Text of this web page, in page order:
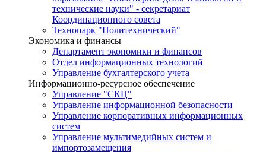
технические науки" - секретариат
Координационного совета
Технопарк "Политехнический"
Экономика и финансы
Департамент экономики и финансов
Отдел информационных технологий
Управление бухгалтерского учета
Информационно-ресурсное обеспечение
Управление "СКЦ"
Управление информационной безопасности
Управление корпоративных информационных
систем
Управление мультимедийных систем и
импортозамещения